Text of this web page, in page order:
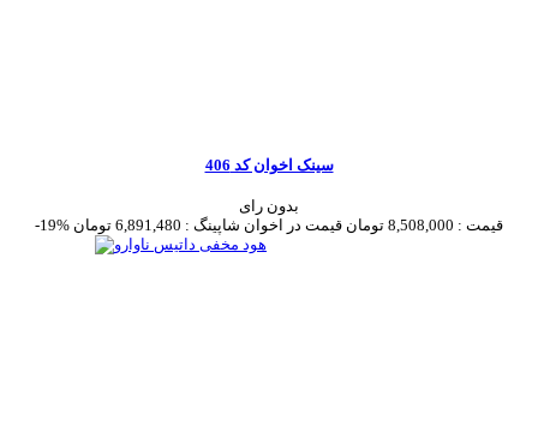
سینک اخوان کد 406
بدون رای
-19%
قیمت : 8,508,000 تومان قیمت در اخوان شاپینگ : 6,891,480 تومان